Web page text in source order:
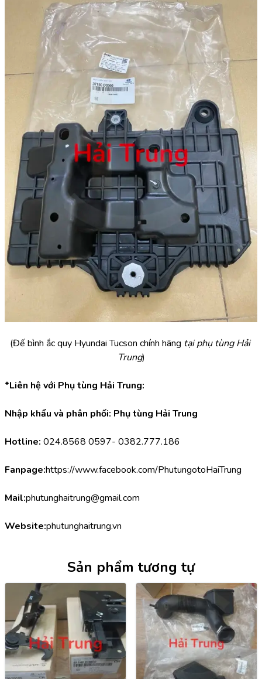
(Đế bình ắc quy Hyundai Tucson chính hãng tại phụ tùng Hải
Trung)
*Liên hệ với Phụ tùng Hải Trung:
Nhập khẩu và phân phối: Phụ tùng Hải Trung
Hotline: 024.8568 0597- 0382.777.186
Fanpage:https://www.facebook.com/PhutungotoHaiTrung
Mail:phutunghaitrung@gmail.com
Website:phutunghaitrung.vn
Sản phẩm tương tự